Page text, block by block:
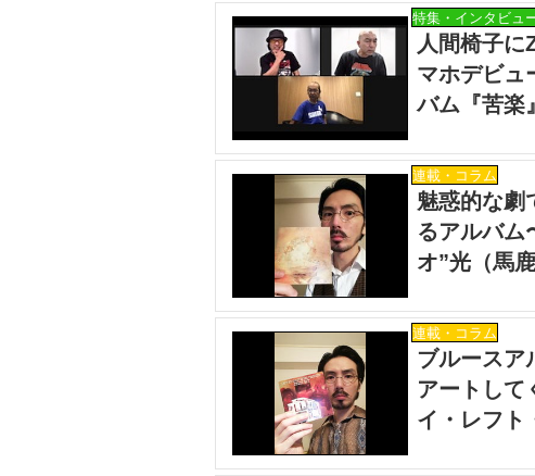
特集・インタビュ
人間椅子
マホデビュ
バム『苦楽
連載・コラム
魅惑的な劇
るアルバム
オ”光（馬
連載・コラム
ブルースア
アートして
イ・レフト
ンシスコ